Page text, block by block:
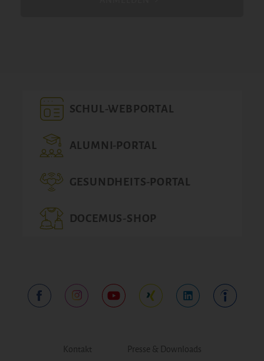
SCHUL-WEBPORTAL
ALUMNI-PORTAL
GESUNDHEITS-PORTAL
DOCEMUS-SHOP
Kontakt Presse & Downloads